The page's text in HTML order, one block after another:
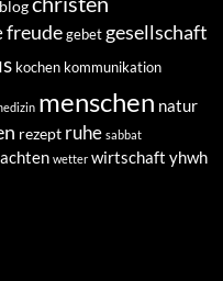
blog
freudegebet gesellschaft
kochen kommunikation
menschen natur
rezept ruhe sabbat
wetter wirtschaft yhwh